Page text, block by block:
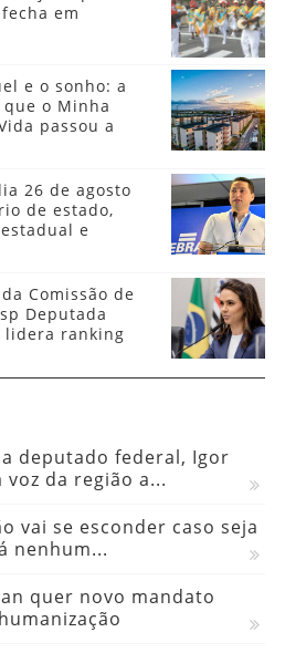
em
e o sonho: a
o Minha
passou a
26 de agosto
de estado,
e
Comissão de
Deputada
lidera ranking
deputado federal, Igor
da região a...
vai se esconder caso seja
nenhum...
quer novo mandato